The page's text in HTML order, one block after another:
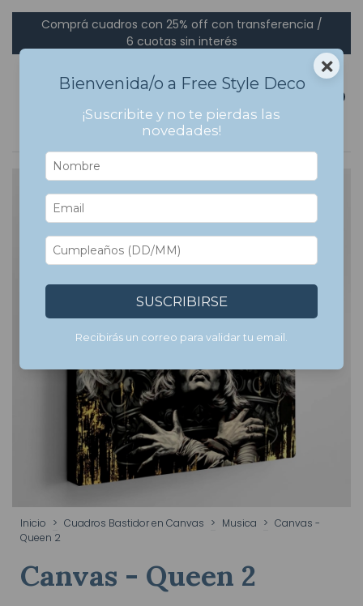
Comprá cuadros con 25% off con transferencia /
6 cuotas sin interés
Inicio > Cuadros Bastidor en Canvas > Musica > Canvas -
Queen 2
Canvas - Queen 2
×
Bienvenida/o a Free Style Deco
¡Suscribite y no te pierdas las
novedades!
SUSCRIBIRSE
Recibirás un correo para validar tu email.